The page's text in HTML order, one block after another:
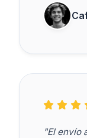
"El envío